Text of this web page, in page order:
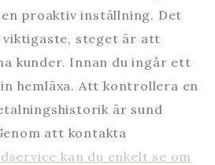
proaktiv inställning. Det
viktigaste, steget är att
kunder. Innan du ingår ett
hemläxa. Att kontrollera en
är sund
att kontakta
kan du enkelt se om